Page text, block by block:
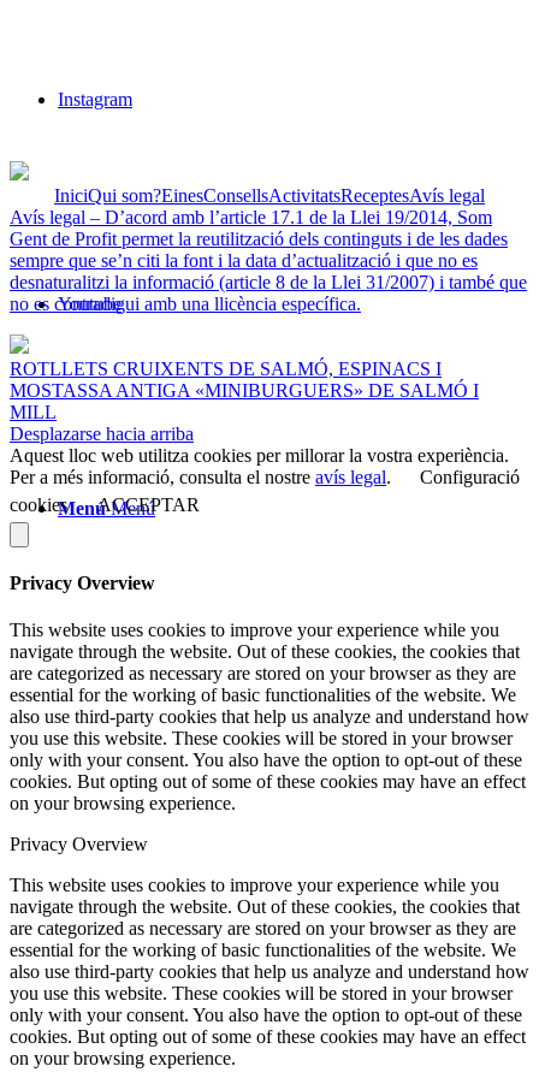
Instagram
Youtube
Menú Menú
IniciQui som?EinesConsellsActivitatsReceptesAvís legal
Avís legal – D’acord amb l’article 17.1 de la Llei 19/2014, Som
Gent de Profit permet la reutilització dels continguts i de les dades
sempre que se’n citi la font i la data d’actualització i que no es
desnaturalitzi la informació (article 8 de la Llei 31/2007) i també que
no es contradigui amb una llicència específica.
ROTLLETS CRUIXENTS DE SALMÓ, ESPINACS I
MOSTASSA ANTIGA «MINIBURGUERS» DE SALMÓ I
MILL
Desplazarse hacia arriba
Aquest lloc web utilitza cookies per millorar la vostra experiència.
Per a més informació, consulta el nostre avís legal.
Configuració
cookies
ACCEPTAR
Privacy Overview
This website uses cookies to improve your experience while you
navigate through the website. Out of these cookies, the cookies that
are categorized as necessary are stored on your browser as they are
essential for the working of basic functionalities of the website. We
also use third-party cookies that help us analyze and understand how
you use this website. These cookies will be stored in your browser
only with your consent. You also have the option to opt-out of these
cookies. But opting out of some of these cookies may have an effect
on your browsing experience.
Privacy Overview
This website uses cookies to improve your experience while you
navigate through the website. Out of these cookies, the cookies that
are categorized as necessary are stored on your browser as they are
essential for the working of basic functionalities of the website. We
also use third-party cookies that help us analyze and understand how
you use this website. These cookies will be stored in your browser
only with your consent. You also have the option to opt-out of these
cookies. But opting out of some of these cookies may have an effect
on your browsing experience.